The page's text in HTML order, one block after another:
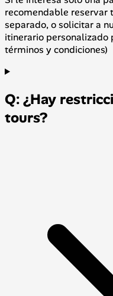
recomendable reservar
separado, o solicitar a
itinerario personalizado
términos y condiciones)
Q: ¿Hay
tours?